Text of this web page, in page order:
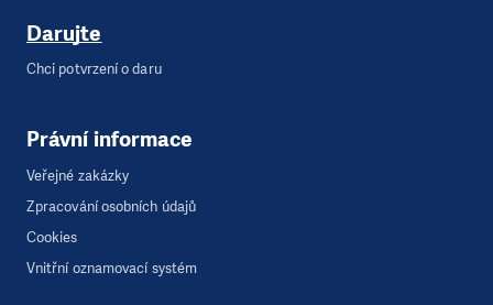
Darujte
Chci potvrzení o daru
Právní informace
Veřejné zakázky
Zpracování osobních údajů
Cookies
Vnitřní oznamovací systém